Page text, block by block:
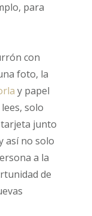
para
con
foto, la
y papel
solo
junto
así no solo
a la
de